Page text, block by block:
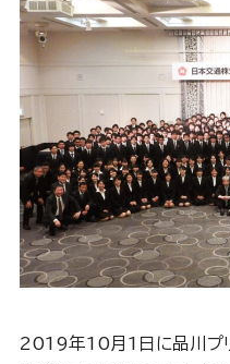
2019年10月1日に品川プ